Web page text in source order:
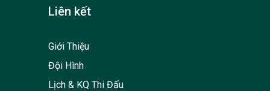
Liên kết
Giới Thiệu
Đội Hình
Lịch & KQ Thi Đấu